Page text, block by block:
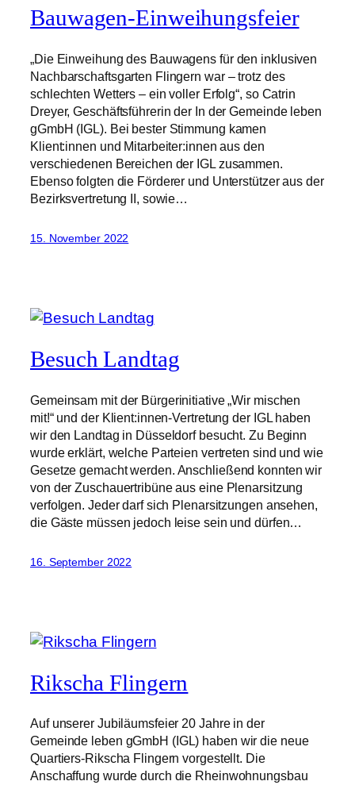
Bauwagen-Einweihungsfeier
„Die Einweihung des Bauwagens für den inklusiven
Nachbarschaftsgarten Flingern war – trotz des
schlechten Wetters – ein voller Erfolg“, so Catrin
Dreyer, Geschäftsführerin der In der Gemeinde leben
gGmbH (IGL). Bei bester Stimmung kamen
Klient:innen und Mitarbeiter:innen aus den
verschiedenen Bereichen der IGL zusammen.
Ebenso folgten die Förderer und Unterstützer aus der
Bezirksvertretung II, sowie…
15. November 2022
Besuch Landtag
Gemeinsam mit der Bürgerinitiative „Wir mischen
mit!“ und der Klient:innen-Vertretung der IGL haben
wir den Landtag in Düsseldorf besucht. Zu Beginn
wurde erklärt, welche Parteien vertreten sind und wie
Gesetze gemacht werden. Anschließend konnten wir
von der Zuschauertribüne aus eine Plenarsitzung
verfolgen. Jeder darf sich Plenarsitzungen ansehen,
die Gäste müssen jedoch leise sein und dürfen…
16. September 2022
Rikscha Flingern
Auf unserer Jubiläumsfeier 20 Jahre in der
Gemeinde leben gGmbH (IGL) haben wir die neue
Quartiers-Rikscha Flingern vorgestellt. Die
Anschaffung wurde durch die Rheinwohnungsbau